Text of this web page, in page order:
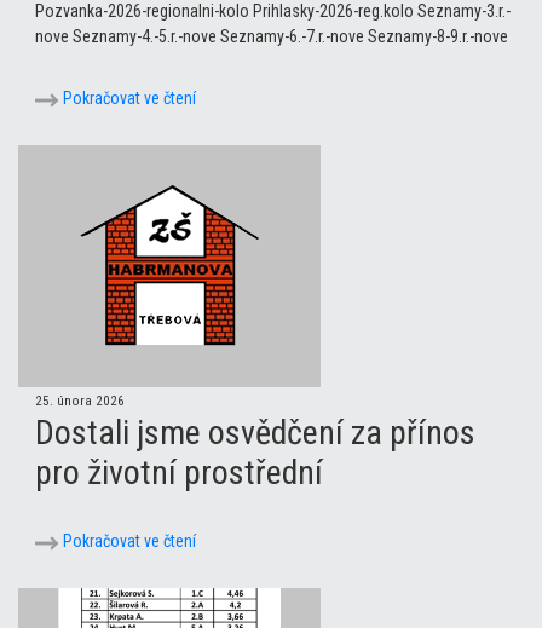
Pozvanka-2026-regionalni-kolo Prihlasky-2026-reg.kolo Seznamy-3.r.-
nove Seznamy-4.-5.r.-nove Seznamy-6.-7.r.-nove Seznamy-8-9.r.-nove
Pokračovat ve čtení
25. února 2026
Dostali jsme osvědčení za přínos
pro životní prostřední
Pokračovat ve čtení